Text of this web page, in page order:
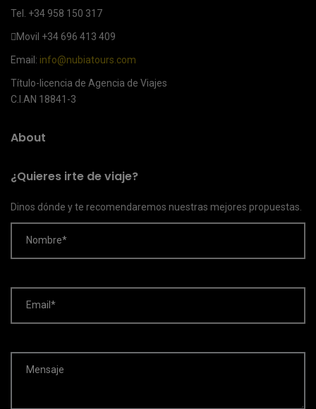
Tel. +34 958 150 317
Movil +34 696 413 409
Email: info@nubiatours.com
Título-licencia de Agencia de Viajes
C.I.AN 18841-3
About
¿Quieres irte de viaje?
Dinos dónde y te recomendaremos nuestras mejores propuestas.
Nombre*
Email*
Mensaje